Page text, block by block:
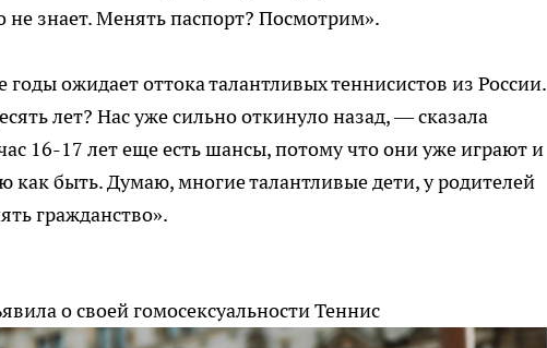
знает. Менять паспорт? Посмотрим».
ожидает оттока талантливых теннисистов из России.
лет? Нас уже сильно откинуло назад, — сказала
16-17 лет еще есть шансы, потому что они уже играют и
как быть. Думаю, многие талантливые дети, у родителей
гражданство».
о своей гомосексуальностиТеннис